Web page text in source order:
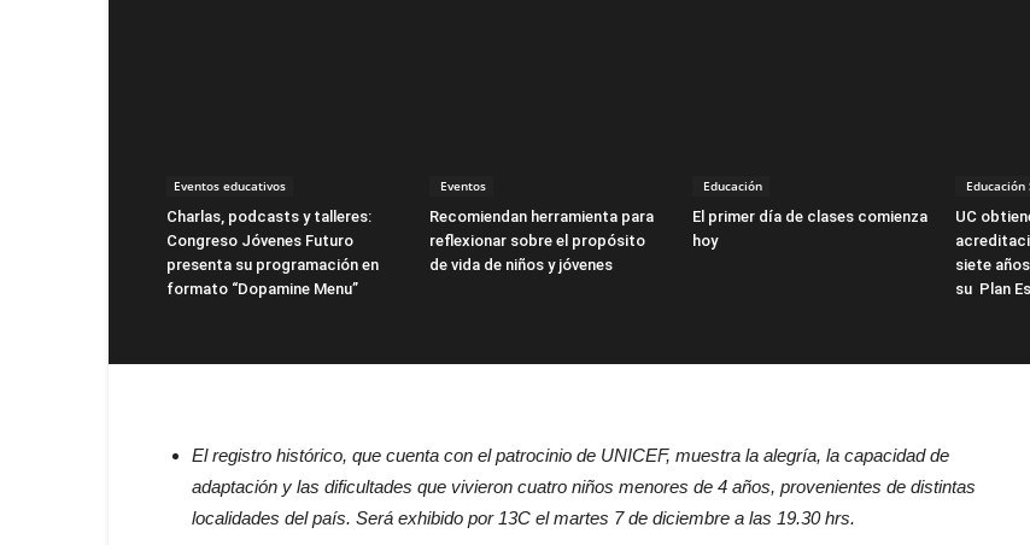
Eventos educativos
Charlas, podcasts y talleres:
Congreso Jóvenes Futuro
presenta su programación en
formato “Dopamine Menu”
Eventos
Recomiendan herramienta para
reflexionar sobre el propósito
de vida de niños y jóvenes
Educación
El primer día de clases comienza
hoy
UC
siete
su Plan
El registro histórico, que cuenta con el patrocinio de UNICEF, muestra la alegría, la capacidad de
adaptación y las dificultades que vivieron cuatro niños menores de 4 años, provenientes de distintas
localidades del país. Será exhibido por 13C el martes 7 de diciembre a las 19.30 hrs.